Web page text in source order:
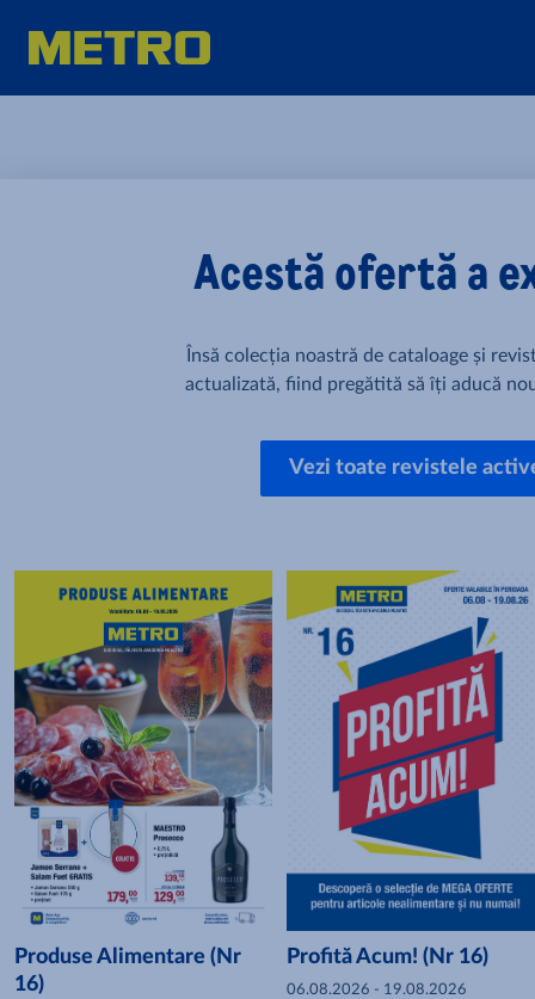
Acestă ofertă a
Însă colecția noastră de cataloage și
actualizată, fiind pregătită să îți aducă
Vezi toate revistele
Produse Alimentare (Nr
16)
Profită Acum! (Nr 16)
06.08.2026 - 19.08.2026